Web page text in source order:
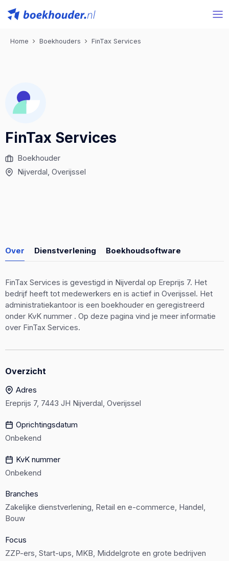
Home Boekhouders FinTax Services
FinTax Services
Boekhouder
Nijverdal, Overijssel
Over Dienstverlening Boekhoudsoftware
FinTax Services is gevestigd in Nijverdal op Ereprijs 7. Het
bedrijf heeft tot medewerkers en is actief in Overijssel. Het
administratiekantoor is een boekhouder en geregistreerd
onder KvK nummer . Op deze pagina vind je meer informatie
over FinTax Services.
Overzicht
Adres
Ereprijs 7, 7443 JH Nijverdal, Overijssel
Oprichtingsdatum
Onbekend
KvK nummer
Onbekend
Branches
Zakelijke dienstverlening, Retail en e-commerce, Handel,
Bouw
Focus
ZZP-ers, Start-ups, MKB, Middelgrote en grote bedrijven